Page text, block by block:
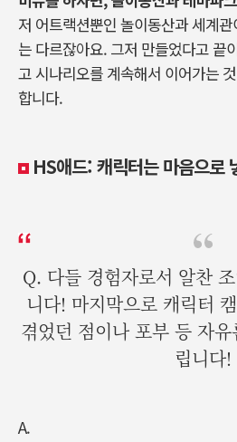
저 어트랙션뿐인 놀이동산과 세계관
는 다르잖아요. 그저 만들었다고 끝
고 시나리오를 계속해서 이어가는
합니다.
HS애드: 캐릭터는 마음으로
Q. 다들 경험자로서 알찬
니다! 마지막으로 캐릭터
겪었던 점이나 포부 등 자
립니다!
A.